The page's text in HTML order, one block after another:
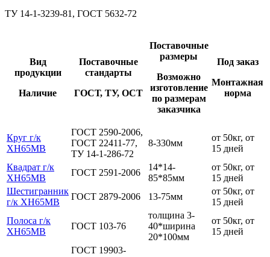
TУ 14-1-3239-81, ГОСТ 5632-72
Вид
продукции
Наличие
Поставочные
стандарты
ГОСТ, ТУ, ОСТ
Поставочные
размеры
Возможно
изготовление
по размерам
заказчика
Под заказ
Монтажная
норма
Круг г/к
ХН65МВ
ГОСТ 2590-2006,
ГОСТ 22411-77,
ТУ 14-1-286-72
8-330мм
от 50кг, от
15 дней
Квадрат г/к
ХН65МВ
ГОСТ 2591-2006
14*14-
85*85мм
от 50кг, от
15 дней
Шестигранник
г/к ХН65МВ
ГОСТ 2879-2006 13-75мм
от 50кг, от
15 дней
Полоса г/к
ХН65МВ
ГОСТ 103-76
толщина 3-
40*ширина
20*100мм
от 50кг, от
15 дней
ГОСТ 19903-